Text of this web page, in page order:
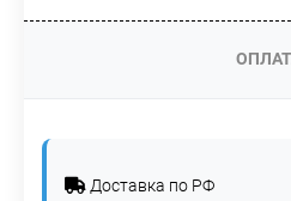
Доставка по РФ